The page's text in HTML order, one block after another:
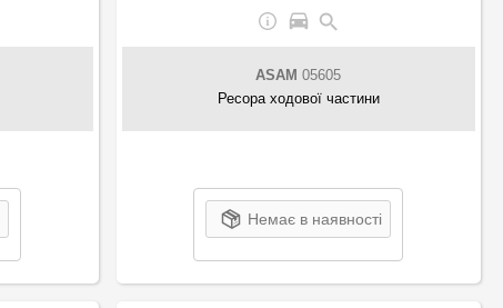
ASAM 05605
Ресора ходової частини
Немає в наявності